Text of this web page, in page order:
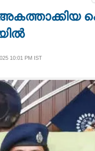
10:01 PM IST